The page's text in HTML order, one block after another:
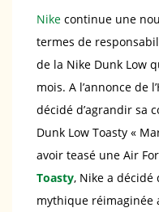
Nike continue une
termes de
de la Nike Dunk Low
mois. A l’annonce de
décidé d’agrandir sa
Dunk Low Toasty «
avoir teasé une Air
Toasty, Nike a décidé
mythique réimaginée